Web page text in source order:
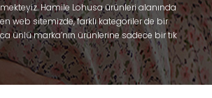
Hamile Lohusa ürünleri alanında
web sitemizde, farklı kategoriler de bir
ünlü marka’nın ürünlerine sadece bir tık
Hem hamilelik öncesi hem doğum sonrası
ile gebelik döneminizi huzur içinde
olmaya çalışmaktayız. Annelerimizin